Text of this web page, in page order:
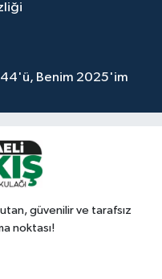
Benim 2025'im
güvenilir ve tarafsız
noktası!